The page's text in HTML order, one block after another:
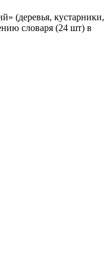
(деревья, кустарники,
словаря (24 шт) в